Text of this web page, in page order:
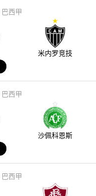
巴西甲
米内罗竞技
巴西甲
沙佩科恩斯
巴西甲